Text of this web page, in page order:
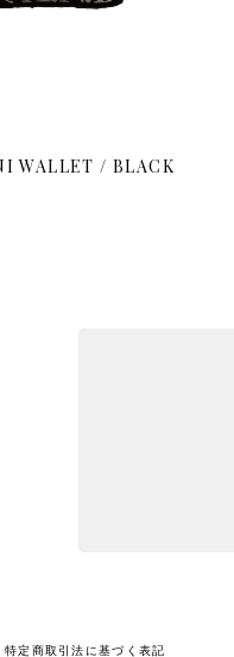
WALLET / BLACK
特定商取引法に基づく表記